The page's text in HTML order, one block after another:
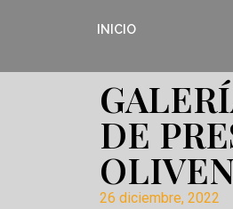
INICIO
DE
26 diciembre, 2022